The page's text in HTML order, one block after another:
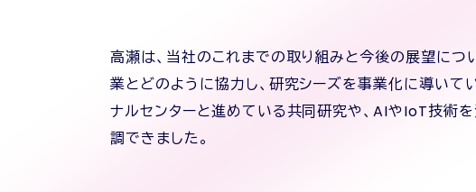
高瀬は、当社のこれまでの取り組みと今後の展望につ
業とどのように協力し、研究シーズを事業化に導いて
ナルセンターと進めている共同研究や、AIやIoT技術
調できました。